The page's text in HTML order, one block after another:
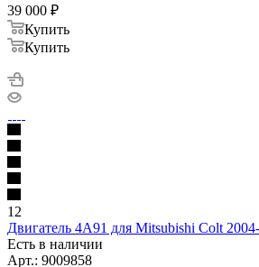
39 000 ₽
Купить
Купить
12
Двигатель 4A91 для Mitsubishi Colt
Есть в наличии
Арт.: 9009858